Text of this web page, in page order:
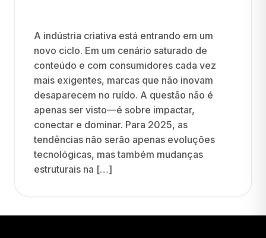
A indústria criativa está entrando em um
novo ciclo. Em um cenário saturado de
conteúdo e com consumidores cada vez
mais exigentes, marcas que não inovam
desaparecem no ruído. A questão não é
apenas ser visto—é sobre impactar,
conectar e dominar. Para 2025, as
tendências não serão apenas evoluções
tecnológicas, mas também mudanças
estruturais na […]